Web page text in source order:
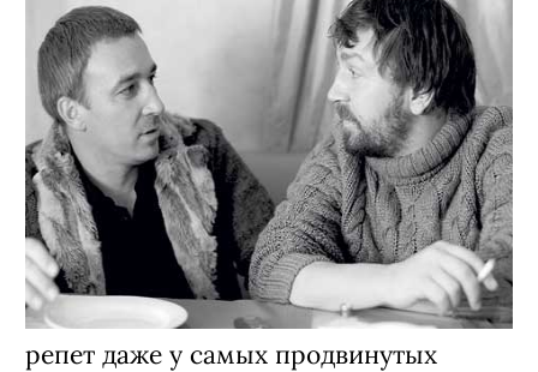
репет даже у самых продвинутых